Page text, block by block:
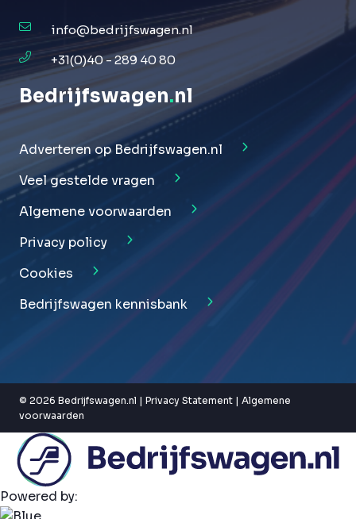
info@bedrijfswagen.nl
+31(0)40 - 289 40 80
Bedrijfswagen.nl
Adverteren op Bedrijfswagen.nl
Veel gestelde vragen
Algemene voorwaarden
Privacy policy
Cookies
Bedrijfswagen kennisbank
© 2026 Bedrijfswagen.nl | Privacy Statement | Algemene
voorwaarden
Powered by: